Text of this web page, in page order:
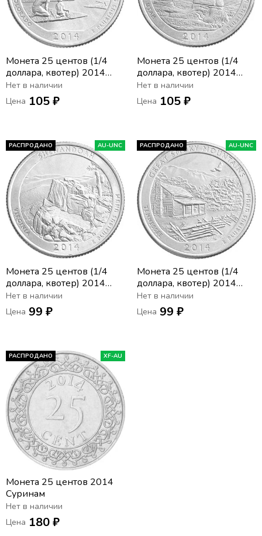
Монета 25 центов (1/4
доллара, квотер) 2014
США «Национальный
парк Грейт-Санд-Дьюнс»
(P) (24-й парк)
Нет в наличии
Цена 105 ₽
Монета 25 центов (1/4
доллара, квотер) 2014
США «Национальный
парк Арки» (P) (23-й парк)
Нет в наличии
Цена 105 ₽
РАСПРОДАНО AU-UNC
Монета 25 центов (1/4
доллара, квотер) 2014
США «Национальный
парк Шенандоа» (D) (22-й
парк)
Нет в наличии
Цена 99 ₽
РАСПРОДАНО AU-UNC
Монета 25 центов (1/4
доллара, квотер) 2014
США «Национальный
парк Грейт-Смоки-
Маунтинс» (P) (21-й парк)
Нет в наличии
Цена 99 ₽
РАСПРОДАНО XF-AU
Монета 25 центов 2014
Суринам
Нет в наличии
Цена 180 ₽